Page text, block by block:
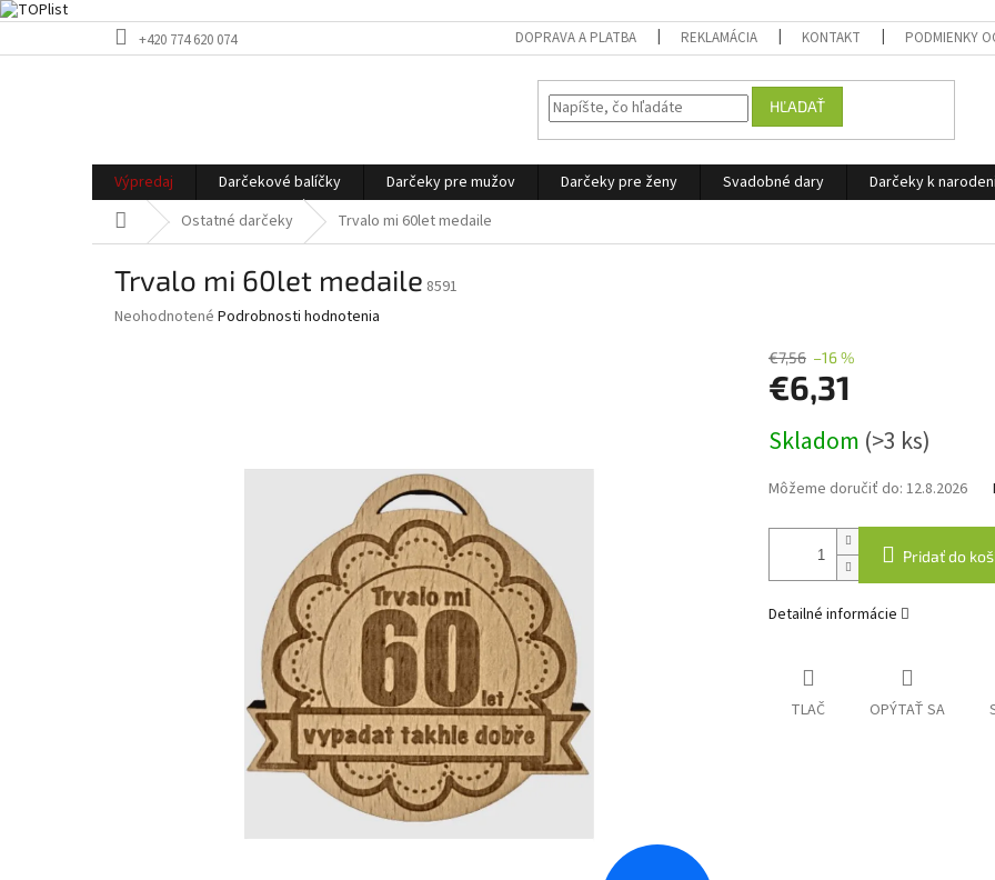
na
+420 774 620 074 DOPRAVA A PLATBA REKLAMÁCIA KONTAKT PODMIENKY
HĽADAŤ
Výpredaj Darčekové balíčky Darčeky pre mužov Darčeky pre ženy Svadobné dary Darčeky k
Domov Ostatné darčeky Trvalo mi 60let medaile
Trvalo mi 60let medaile 8591
Priemerné
Neohodnotené Podrobnosti hodnotenia
€7,56 –16 %
€6,31
cena:
Skladom (>3 ks)
Môžeme doručiť do: 12.8.2026
Pridať do
Detailné informácie
TLAČ OPÝTAŤ SA